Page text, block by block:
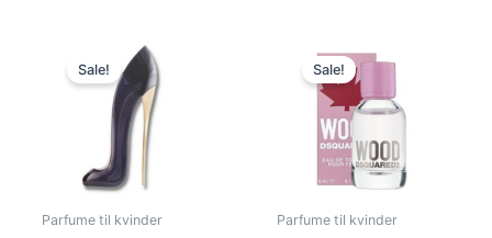
Sale!
Parfume til kvinder
Original
price
was:
870,00 kr..
Sale!
Parfume til kvinder
price
was:
150,00 kr..